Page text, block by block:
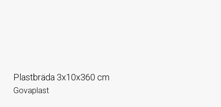
Plastbräda 3x10x360 cm
Govaplast